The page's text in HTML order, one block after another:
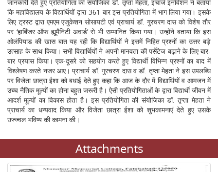
जानकारी देते हुए प्रतियोगिता की संयोजिका डॉ. तृप्ता मेहता, इंचार्ज इनोवेशन ने बताया
कि महाविद्यालय के विद्यार्थियों द्वारा 361 बार इस प्रतियोगिता में भाग लिया गया। इसके
लिए ट्रस्ट द्वारा एमएम एजुकेशन सोसायटी एवं प्राचार्य डॉ. गुरचरण दास को विशेष तौर
पर ‘हार्बिंजर ऑफ ह्यूूमैनिटी अवार्ड’ से भी सम्मानित किया गया। उन्होंने बताया कि इस
ओलंपियाड की खास बात यह रही कि विद्यार्थियों ने इसमें निहित प्रश्नों का उत्तर बड़े
उत्साह के साथ किया। सभी विद्यार्थियों ने अपनी मानवता की पर्सेंटेज बढ़ाने के लिए बार-
बार प्रयास किया। एक-दूसरे को सहयोग करते हुए विद्यार्थी विभिन्न प्रश्नों का बाद में
विश्लेषण करते नजर आए। प्राचार्य डॉ. गुरचरण दास व डॉ. तृप्ता मेहता ने इस उपलब्धि
पर विजेता छात्रा ईशा को बधाई देते हुए कहा कि आज के दौर में विद्यार्थियों व आमजन में
उच्च नैतिक मूल्यों का होना बहुत जरूरी है। ऐसी प्रतियोगिताओं के द्वारा विद्यार्थी जीवन में
आदर्श मूल्यों का विकास होता है। इस प्रतियोगिता की संयोजिका डॉ. तृप्ता मेहता ने
प्राचार्य का धन्यवाद किया और विजेता छात्रा ईशा को शुभकामनाएं देते हुए उसके
उज्ज्वल भविष्य की कामना की।
Attachments